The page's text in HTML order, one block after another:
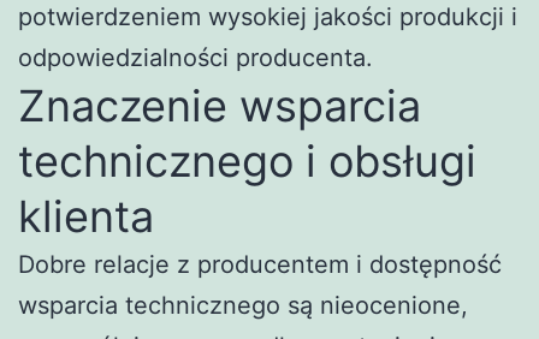
potwierdzeniem wysokiej jakości produkcji i
odpowiedzialności producenta.
Znaczenie wsparcia
technicznego i obsługi
klienta
Dobre relacje z producentem i dostępność
wsparcia technicznego są nieocenione,